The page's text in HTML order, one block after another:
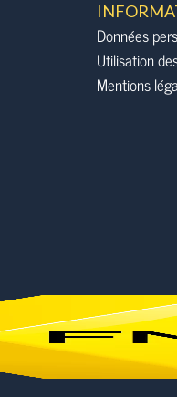
Données
Utilisation
Mentions